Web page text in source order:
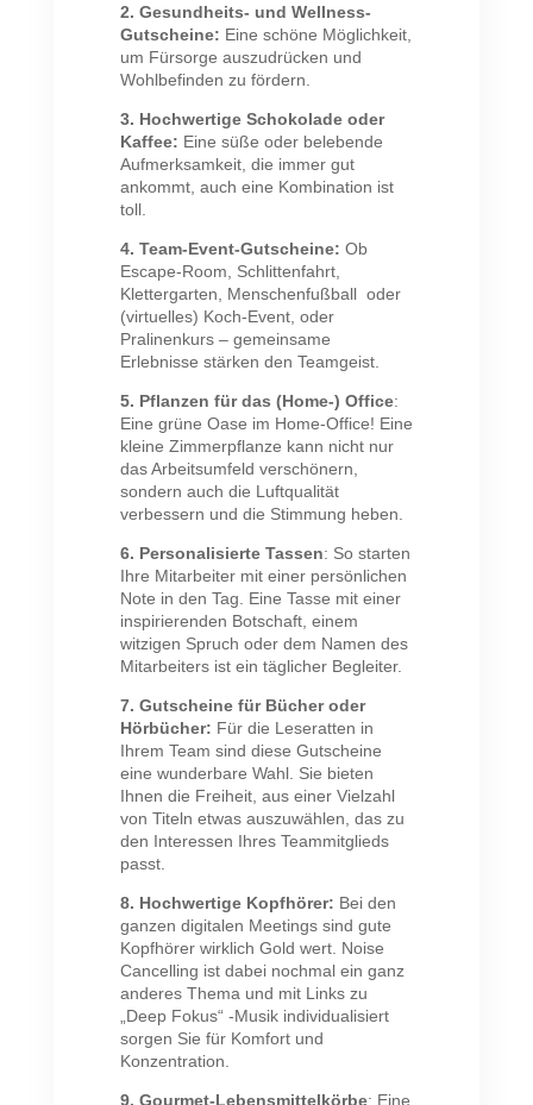
2. Gesundheits- und Wellness-
Gutscheine: Eine schöne Möglichkeit,
um Fürsorge auszudrücken und
Wohlbefinden zu fördern.
3. Hochwertige Schokolade oder
Kaffee: Eine süße oder belebende
Aufmerksamkeit, die immer gut
ankommt, auch eine Kombination ist
toll.
4. Team-Event-Gutscheine: Ob
Escape-Room, Schlittenfahrt,
Klettergarten, Menschenfußball oder
(virtuelles) Koch-Event, oder
Pralinenkurs – gemeinsame
Erlebnisse stärken den Teamgeist.
5. Pflanzen für das (Home-) Office:
Eine grüne Oase im Home-Office! Eine
kleine Zimmerpflanze kann nicht nur
das Arbeitsumfeld verschönern,
sondern auch die Luftqualität
verbessern und die Stimmung heben.
6. Personalisierte Tassen: So starten
Ihre Mitarbeiter mit einer persönlichen
Note in den Tag. Eine Tasse mit einer
inspirierenden Botschaft, einem
witzigen Spruch oder dem Namen des
Mitarbeiters ist ein täglicher Begleiter.
7. Gutscheine für Bücher oder
Hörbücher: Für die Leseratten in
Ihrem Team sind diese Gutscheine
eine wunderbare Wahl. Sie bieten
Ihnen die Freiheit, aus einer Vielzahl
von Titeln etwas auszuwählen, das zu
den Interessen Ihres Teammitglieds
passt.
8. Hochwertige Kopfhörer: Bei den
ganzen digitalen Meetings sind gute
Kopfhörer wirklich Gold wert. Noise
Cancelling ist dabei nochmal ein ganz
anderes Thema und mit Links zu
„Deep Fokus“ -Musik individualisiert
sorgen Sie für Komfort und
Konzentration.
9. Gourmet-Lebensmittelkörbe: Eine